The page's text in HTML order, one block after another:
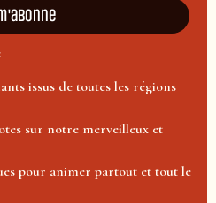
issus de toutes les régions
sur notre merveilleux et
pour animer partout et tout le